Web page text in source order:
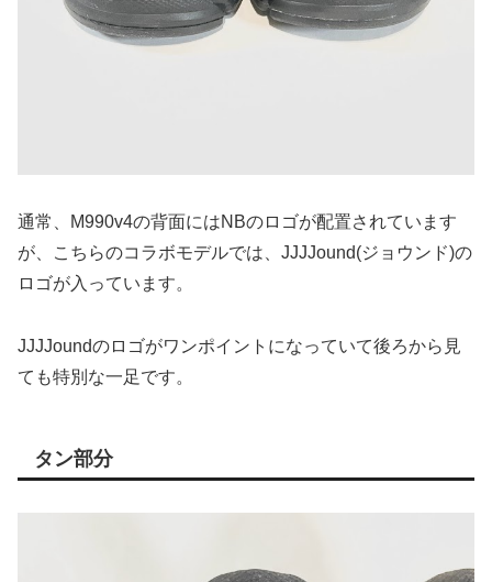
通常、M990v4の背面にはNBのロゴが配置されています
が、こちらのコラボモデルでは、JJJJound(ジョウンド)の
ロゴが入っています。
JJJJoundのロゴがワンポイントになっていて後ろから見
ても特別な一足です。
タン部分